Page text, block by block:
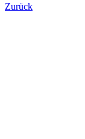
Zurück